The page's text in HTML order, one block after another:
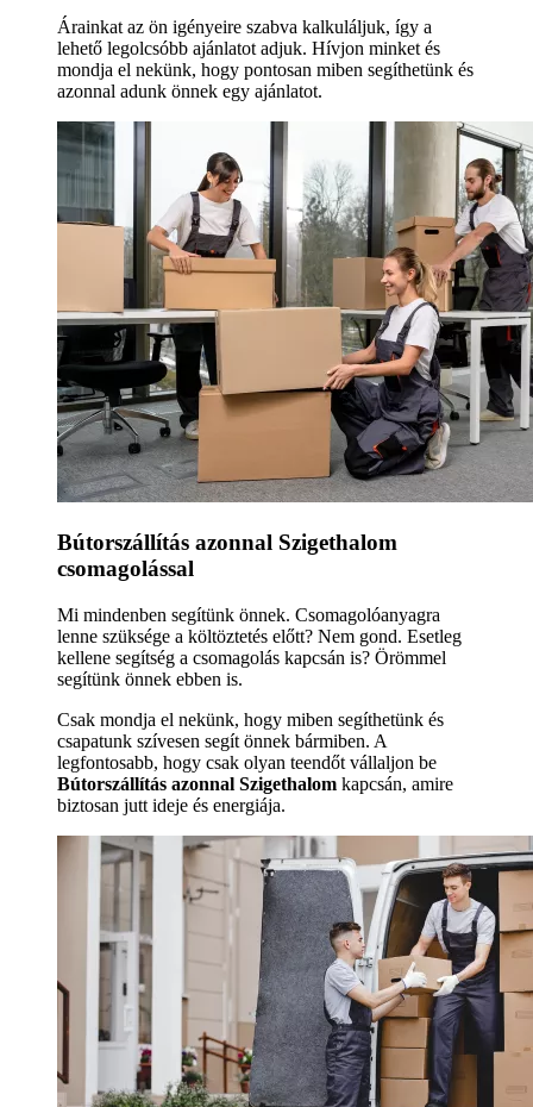
Árainkat az ön igényeire szabva kalkuláljuk, így a
lehető legolcsóbb ajánlatot adjuk. Hívjon minket és
mondja el nekünk, hogy pontosan miben segíthetünk és
azonnal adunk önnek egy ajánlatot.
Bútorszállítás azonnal Szigethalom
csomagolással
Mi mindenben segítünk önnek. Csomagolóanyagra
lenne szüksége a költöztetés előtt? Nem gond. Esetleg
kellene segítség a csomagolás kapcsán is? Örömmel
segítünk önnek ebben is.
Csak mondja el nekünk, hogy miben segíthetünk és
csapatunk szívesen segít önnek bármiben. A
legfontosabb, hogy csak olyan teendőt vállaljon be
Bútorszállítás azonnal Szigethalom kapcsán, amire
biztosan jutt ideje és energiája.